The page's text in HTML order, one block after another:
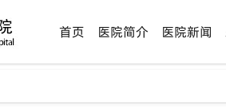
首页 医院简介 医院新闻